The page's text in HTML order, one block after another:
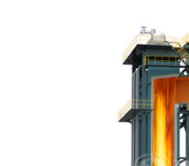
мощность продукта: 7-91 МВт